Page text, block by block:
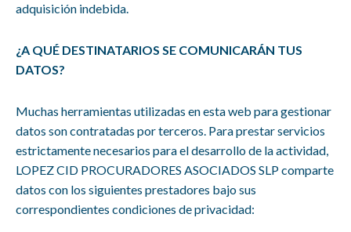
adquisición indebida.
¿A QUÉ DESTINATARIOS SE COMUNICARÁN TUS
DATOS?
Muchas herramientas utilizadas en esta web para gestionar
datos son contratadas por terceros. Para prestar servicios
estrictamente necesarios para el desarrollo de la actividad,
LOPEZ CID PROCURADORES ASOCIADOS SLP comparte
datos con los siguientes prestadores bajo sus
correspondientes condiciones de privacidad: